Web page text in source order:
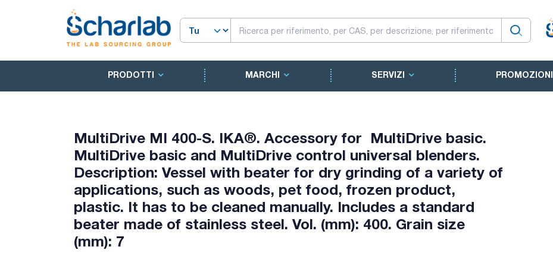
PRODOTTI MARCHI SERVIZI PROMOZIONI
MultiDrive MI 400-S. IKA®. Accessory for MultiDrive basic.
MultiDrive basic and MultiDrive control universal blenders.
Description: Vessel with beater for dry grinding of a variety of
applications, such as woods, pet food, frozen product,
plastic. It has to be cleaned manually. Includes a standard
beater made of stainless steel. Vol. (mm): 400. Grain size
(mm): 7